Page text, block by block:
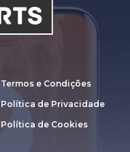
Termos e Condições
Política de Privacidade
Política de Cookies